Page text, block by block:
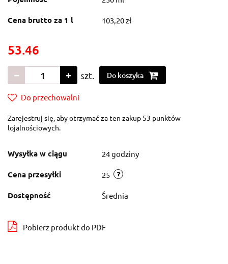
Cena brutto za 1 l 103,20 zł
53.46
szt. Do koszyka
Do przechowalni
Zarejestruj się, aby otrzymać za ten zakup 53 punktów
lojalnościowych.
Wysyłka w ciągu 24 godziny
Cena przesyłki 25
Dostępność Średnia
Pobierz produkt do PDF